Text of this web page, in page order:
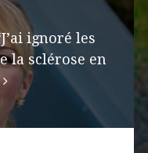
ignoré les
la sclérose en